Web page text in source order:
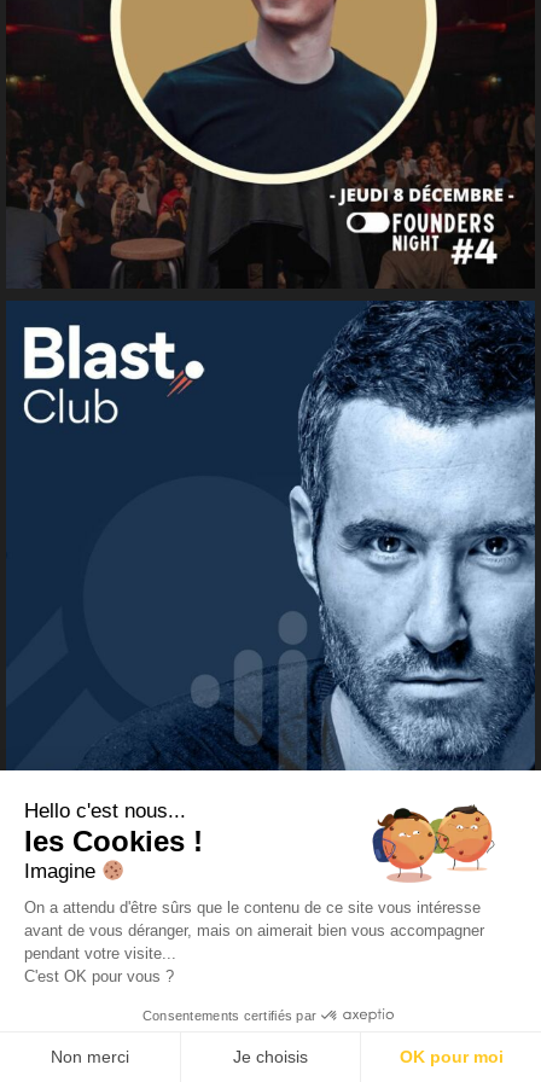
Hello c'est nous...
les Cookies !
Imagine
On a attendu d'être sûrs que le contenu de ce site vous intéresse
avant de vous déranger, mais on aimerait bien vous accompagner
pendant votre visite...
C'est OK pour vous ?
Consentements certifiés par
Non merci Je choisis OK pour moi